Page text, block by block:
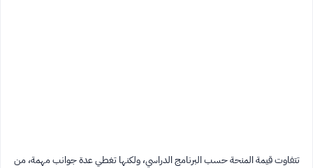
تتفاوت قيمة المنحة حسب البرنامج الدراسي، ولكنها تغطي عدة جوانب مهمة، من